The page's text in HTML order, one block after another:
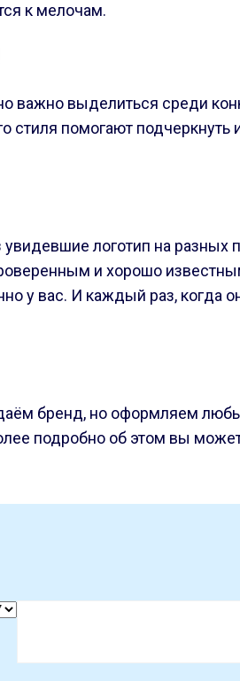
к мелочам.
важно выделиться среди
помогают подчеркнуть
логотип на разных
и хорошо
у вас. И каждый раз, когда
бренд, но оформляем
подробно об этом вы можете